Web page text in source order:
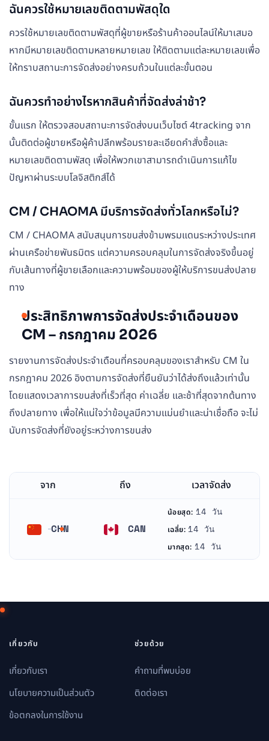
ฉันควรใช้หมายเลขติดตามพัสดุใด
ควรใช้หมายเลขติดตามพัสดุที่ผู้ขายหรือร้านค้าออนไลน์ให้มาเสมอ
หากมีหมายเลขติดตามหลายหมายเลข ให้ติดตามแต่ละหมายเลขเพื่อ
ให้ทราบสถานะการจัดส่งอย่างครบถ้วนในแต่ละขั้นตอน
ฉันควรทำอย่างไรหากสินค้าที่จัดส่งล่าช้า?
ขั้นแรก ให้ตรวจสอบสถานะการจัดส่งบนเว็บไซต์ 4tracking จาก
นั้นติดต่อผู้ขายหรือผู้ค้าปลีกพร้อมรายละเอียดคำสั่งซื้อและ
หมายเลขติดตามพัสดุ เพื่อให้พวกเขาสามารถดำเนินการแก้ไข
ปัญหาผ่านระบบโลจิสติกส์ได้
CM / CHAOMA มีบริการจัดส่งทั่วโลกหรือไม่?
CM / CHAOMA สนับสนุนการขนส่งข้ามพรมแดนระหว่างประเทศ
ผ่านเครือข่ายพันธมิตร แต่ความครอบคลุมในการจัดส่งจริงขึ้นอยู่
กับเส้นทางที่ผู้ขายเลือกและความพร้อมของผู้ให้บริการขนส่งปลาย
ทาง
ประสิทธิภาพการจัดส่งประจำเดือนของ
CM – กรกฎาคม 2026
รายงานการจัดส่งประจำเดือนที่ครอบคลุมของเราสำหรับ CM ใน
กรกฎาคม 2026 อิงตามการจัดส่งที่ยืนยันว่าได้ส่งถึงแล้วเท่านั้น
โดยแสดงเวลาการขนส่งที่เร็วที่สุด ค่าเฉลี่ย และช้าที่สุดจากต้นทาง
ถึงปลายทาง เพื่อให้แน่ใจว่าข้อมูลมีความแม่นยำและน่าเชื่อถือ จะไม่
นับการจัดส่งที่ยังอยู่ระหว่างการขนส่ง
จาก ถึง เวลาจัดส่ง
CHN CAN
น้อยสุด: 14 วัน
เฉลี่ย: 14 วัน
มากสุด: 14 วัน
เกี่ยวกับ
เกี่ยวกับเรา
นโยบายความเป็นส่วนตัว
ข้อตกลงในการใช้งาน
ช่วยด้วย
คำถามที่พบบ่อย
ติดต่อเรา